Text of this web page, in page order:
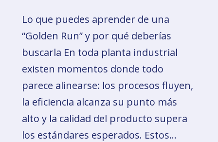
Lo que puedes aprender de una
“Golden Run” y por qué deberías
buscarla En toda planta industrial
existen momentos donde todo
parece alinearse: los procesos fluyen,
la eficiencia alcanza su punto más
alto y la calidad del producto supera
los estándares esperados. Estos...